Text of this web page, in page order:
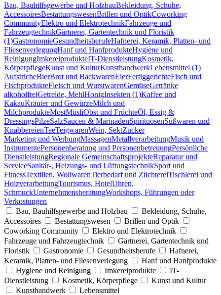
Bau, Bauhilfsgewerbe und HolzbauBekleidung, Schuhe,
AccessoiresBestattungswesenBrillen und OptikCoworking
CommunityElektro und ElektrotechnikFahrzeuge und
FahrzeugtechnikGärtnerei, Gartentechnik und Floristik
(1)GastronomieGesundheitsberufeHafnerei, Keramik, Platten- und
FliesenverlegungHanf und HanfprodukteHygiene und
ReinigungImkereiprodukteIT-DienstleistungKosmetik,
KörperpflegeKunst und KulturKunsthandwerkLebensmittel (1)
AufstricheBierBrot und BackwarenEierFertiggerichteFisch und
FischprodukteFleisch und WurstwarenGemüseGetränke
alkoholfreiGetreide, MehlHonigInsekten (1)Kaffee und
KakauKräuter und GewürzeMilch und
MilchprodukteMostMüsliObst und FrüchteÖl, Essig &
DressingsPilzeSalzSaucen & MarinadenSpirituosenSüßwaren und
KnabbereienTeeTeigwarenWein, SektZucker
Marketing und WerbungMassagenMetallverarbeitungMusik und
InstrumentePersonenberatung und PersonenbetreuungPersönliche
DienstleistungRegionale GemeinschaftsprojekteReparatur und
ServiceSanitär-, Heizungs- und LüftungstechnikSport und
FitnessTextilien, WollwarenTierbedarf und ZüchtereiTischlerei und
HolzverarbeitungTourismus, HotelUhren,
SchmuckUnternehmensberatungWorkshops, Führungen oder
Verkostungen
Bau, Bauhilfsgewerbe und Holzbau
Bekleidung, Schuhe,
Accessoires
Bestattungswesen
Brillen und Optik
Coworking Community
Elektro und Elektrotechnik
Fahrzeuge und Fahrzeugtechnik
Gärtnerei, Gartentechnik und
Floristik
Gastronomie Gesundheitsberufe
Hafnerei,
Keramik, Platten- und Fliesenverlegung
Hanf und Hanfprodukte
Hygiene und Reinigung
Imkereiprodukte
IT-
Dienstleistung
Kosmetik, Körperpflege
Kunst und Kultur
Kunsthandwerk
Lebensmittel